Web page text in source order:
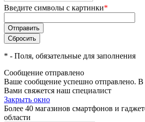
Введите символы с картинки*
* - Поля, обязательные для заполнения
Сообщение отправлено
Ваше сообщение успешно отправлено.
Вами свяжется наш специалист
Закрыть окно
Более 40 магазинов смартфонов и
области